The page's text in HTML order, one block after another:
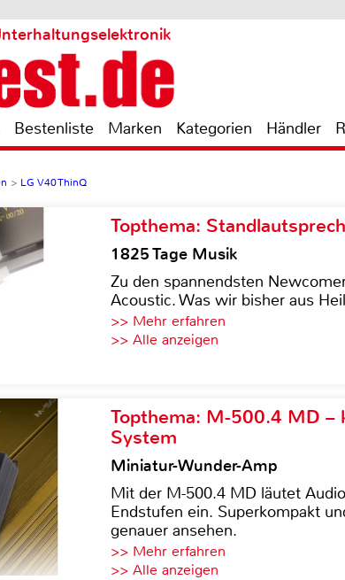
Bestenliste Marken Kategorien Händler
> LG V40 ThinQ
Topthema:
1825 Tage Musik
Zu den spannendsten
Acoustic. Was wir bisher aus
>> Mehr erfahren
>> Alle anzeigen
Topthema: M-500.4 MD –
System
Miniatur-Wunder-Amp
Mit der M-500.4 MD läutet
Endstufen ein. Superkompakt
genauer ansehen.
>> Mehr erfahren
>> Alle anzeigen